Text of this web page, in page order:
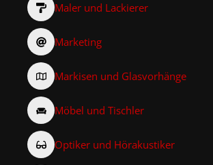
Maler und Lackierer
Marketing
Markisen und Glasvorhänge
Möbel und Tischler
Optiker und Hörakustiker